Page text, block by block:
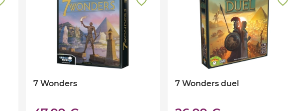
7 Wonders 7 Wonders duel